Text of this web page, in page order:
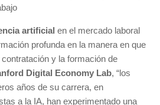
artificial en el mercado laboral
profunda en la manera en que
y la formación de
Digital Economy Lab, “los
años de su carrera, en
a la IA, han experimentado una